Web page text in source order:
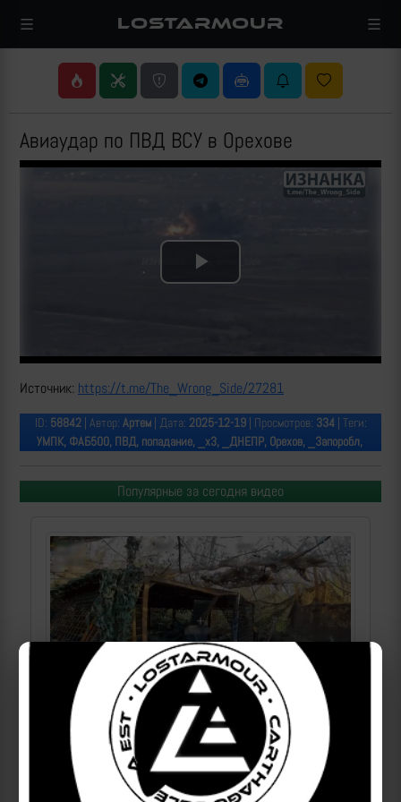
LOSTARMOUR
Авиаудар по ПВД ВСУ в Орехове
Play
Источник: https://t.me/The_Wrong_Side/27281
ID: 58842| Автор: Артем| Дата: 2025-12-19| Просмотров: 334| Теги:
УМПК, ФАБ500, ПВД, попадание, _х3, _ДНЕПР, Орехов, _Запоробл,
Популярные за сегодня видео
Операторы Центра "Рубикон" бьют по целям ВСУ на
Краснолиманском направлении
2026-08-08 | makpif |